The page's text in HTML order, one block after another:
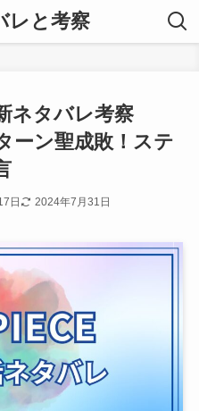
レと考察
ネタバレ考察
ーン聖成敗！ステ
日 2024年7月31日